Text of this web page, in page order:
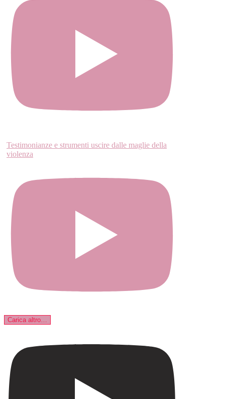
Testimonianze e strumenti uscire dalle maglie della
violenza
Carica altro…